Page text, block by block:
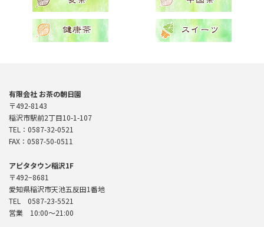
有限会社 お茶の朝日園
〒492-8143
稲沢市駅前2丁目10-1-107
TEL：0587-32-0521
FAX：0587-50-0511
アピタタウン稲沢1F
〒492−8681
愛知県稲沢市天池五反田1番地
TEL 0587-23-5521
営業 10:00〜21:00